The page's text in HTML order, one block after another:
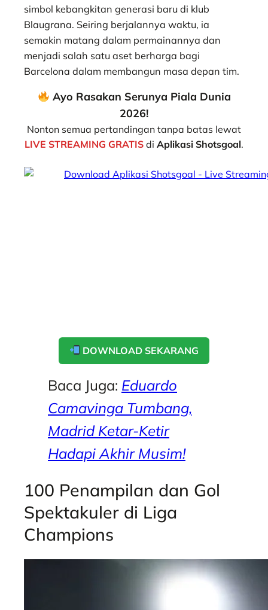
simbol kebangkitan generasi baru di klub
Blaugrana. Seiring berjalannya waktu, ia
semakin matang dalam permainannya dan
menjadi salah satu aset berharga bagi
Barcelona dalam membangun masa depan tim.
Ayo Rasakan Serunya Piala Dunia
2026!
Nonton semua pertandingan tanpa batas lewat
LIVE STREAMING GRATIS di Aplikasi Shotsgoal.
DOWNLOAD SEKARANG
Baca Juga: Eduardo
Camavinga Tumbang,
Madrid Ketar-Ketir
Hadapi Akhir Musim!
100 Penampilan dan Gol
Spektakuler di Liga
Champions